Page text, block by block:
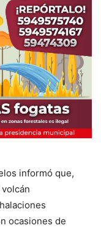
informó que,
ocasiones de